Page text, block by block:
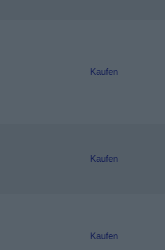
Kaufen
Kaufen
Kaufen